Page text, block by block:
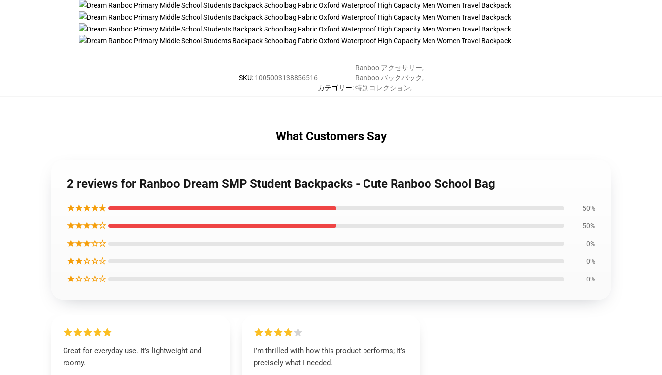
SKU: 1005003138856516
カテゴリー:
Ranboo アクセサリー,
Ranboo バックパック,
特別コレクション,
What Customers Say
2 reviews for Ranboo Dream SMP Student Backpacks - Cute Ranboo School Bag
★★★★★ 50%
★★★★☆ 50%
★★★☆☆ 0%
★★☆☆☆ 0%
★☆☆☆☆ 0%
Great for everyday use. It’s lightweight and
roomy.
I’m thrilled with how this product performs; it’s
precisely what I needed.